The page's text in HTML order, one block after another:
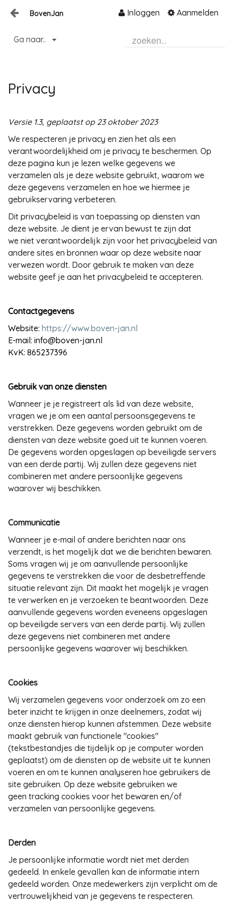
Inloggen Aanmelden
BovenJan
Home
Ga naar..
Privacy
Versie 1.3, geplaatst op 23 oktober 2023
We respecteren je privacy en zien het als een
verantwoordelijkheid om je privacy te beschermen. Op
deze pagina kun je lezen welke gegevens we
verzamelen als je deze website gebruikt, waarom we
deze gegevens verzamelen en hoe we hiermee je
gebruikservaring verbeteren.
Dit privacybeleid is van toepassing op diensten van
deze website. Je dient je ervan bewust te zijn dat
we niet verantwoordelijk zijn voor het privacybeleid van
andere sites en bronnen waar op deze website naar
verwezen wordt. Door gebruik te maken van deze
website geef je aan het privacybeleid te accepteren.
Contactgegevens
Website: https://www.boven-jan.nl
E-mail: info@boven-jan.nl
KvK: 865237396
Gebruik van onze diensten
Wanneer je je registreert als lid van deze website,
vragen we je om een aantal persoonsgegevens te
verstrekken. Deze gegevens worden gebruikt om de
diensten van deze website goed uit te kunnen voeren.
De gegevens worden opgeslagen op beveiligde servers
van een derde partij. Wij zullen deze gegevens niet
combineren met andere persoonlijke gegevens
waarover wij beschikken.
Communicatie
Wanneer je e-mail of andere berichten naar ons
verzendt, is het mogelijk dat we die berichten bewaren.
Soms vragen wij je om aanvullende persoonlijke
gegevens te verstrekken die voor de desbetreffende
situatie relevant zijn. Dit maakt het mogelijk je vragen
te verwerken en je verzoeken te beantwoorden. Deze
aanvullende gegevens worden eveneens opgeslagen
op beveiligde servers van een derde partij. Wij zullen
deze gegevens niet combineren met andere
persoonlijke gegevens waarover wij beschikken.
Cookies
Wij verzamelen gegevens voor onderzoek om zo een
beter inzicht te krijgen in onze deelnemers, zodat wij
onze diensten hierop kunnen afstemmen. Deze website
maakt gebruik van functionele "cookies"
(tekstbestandjes die tijdelijk op je computer worden
geplaatst) om de diensten op de website uit te kunnen
voeren en om te kunnen analyseren hoe gebruikers de
site gebruiken. Op deze website gebruiken we
geen tracking cookies voor het bewaren en/of
verzamelen van persoonlijke gegevens.
Derden
Je persoonlijke informatie wordt niet met derden
gedeeld. In enkele gevallen kan de informatie intern
gedeeld worden. Onze medewerkers zijn verplicht om de
vertrouwelijkheid van je gegevens te respecteren.